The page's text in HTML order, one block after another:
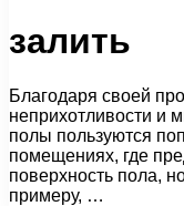
залить
Благодаря своей
неприхотливости и
полы пользуются
помещениях, где
поверхность пола,
примеру, …